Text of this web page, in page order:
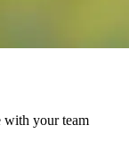
with your team